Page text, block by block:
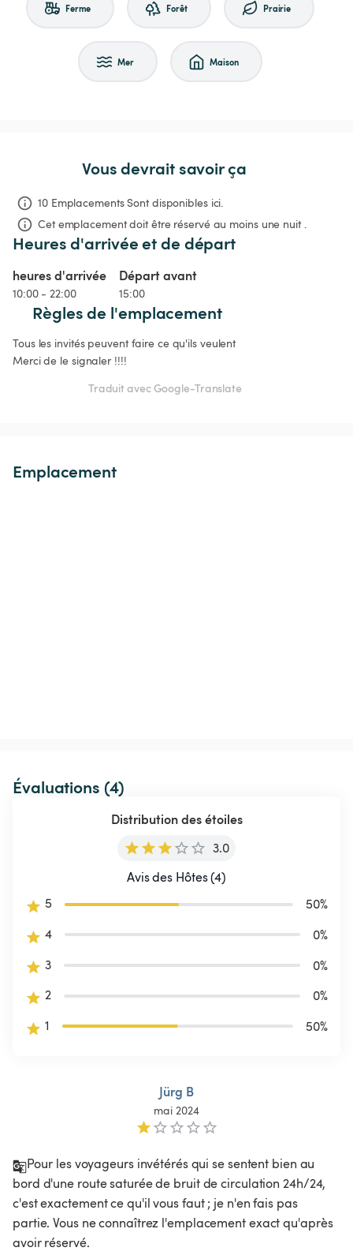
Ferme Forêt Prairie
Mer Maison
Vous devrait savoir ça
10 Emplacements Sont disponibles ici.
Cet emplacement doit être réservé au moins une nuit .
Heures d'arrivée et de départ
heures d'arrivée
10:00 - 22:00
Départ avant
15:00
Règles de l'emplacement
Tous les invités peuvent faire ce qu'ils veulent
Merci de le signaler !!!!
Traduit avec Google-Translate
Emplacement
Évaluations (4)
Distribution des étoiles
3.0
Avis des Hôtes (4)
5
50%
4
0%
3
0%
2
0%
1
50%
Jürg B
mai 2024
Pour les voyageurs invétérés qui se sentent bien au
bord d'une route saturée de bruit de circulation 24h/24,
c'est exactement ce qu'il vous faut ; je n'en fais pas
partie. Vous ne connaîtrez l'emplacement exact qu'après
avoir réservé.